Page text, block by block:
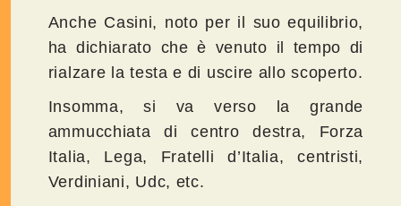
Anche Casini, noto per il suo equilibrio,
ha dichiarato che è venuto il tempo di
rialzare la testa e di uscire allo scoperto.
Insomma, si va verso la grande
ammucchiata di centro destra, Forza
Italia, Lega, Fratelli d’Italia, centristi,
Verdiniani, Udc, etc.